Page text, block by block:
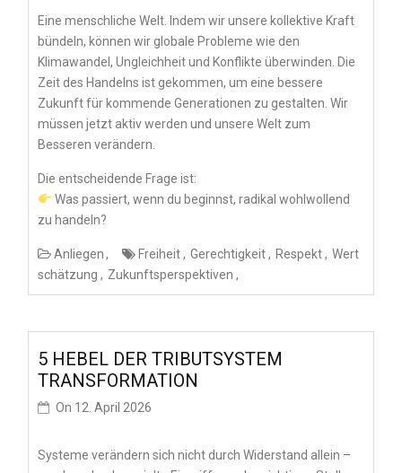
Eine menschliche Welt. Indem wir unsere kollektive Kraft
bündeln, können wir globale Probleme wie den
Klimawandel, Ungleichheit und Konflikte überwinden. Die
Zeit des Handelns ist gekommen, um eine bessere
Zukunft für kommende Generationen zu gestalten. Wir
müssen jetzt aktiv werden und unsere Welt zum
Besseren verändern.
Die entscheidende Frage ist:
Was passiert, wenn du beginnst, radikal wohlwollend
zu handeln?
Anliegen Freiheit Gerechtigkeit Respekt
Wert
schätzung
Zukunftsperspektiven
5 HEBEL DER TRIBUTSYSTEM
TRANSFORMATION
On 12. April 2026
Systeme verändern sich nicht durch Widerstand allein –